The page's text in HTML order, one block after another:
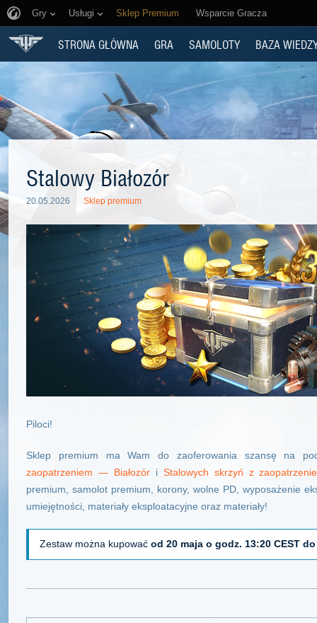
Gry Usługi Sklep Premium Wsparcie Gracza
STRONA GŁÓWNA GRA SAMOLOTY BAZA
Stalowy Białozór
20.05.2026 Sklep premium
Piloci!
Sklep premium ma Wam do zaoferowania szansę na
zaopatrzeniem — Białozóri Stalowych skrzyń z
premium, samolot premium, korony, wolne PD, wyposażenie
umiejętności, materiały eksploatacyjne oraz materiały!
Zestaw można kupować od 20 maja o godz. 13:20 CEST